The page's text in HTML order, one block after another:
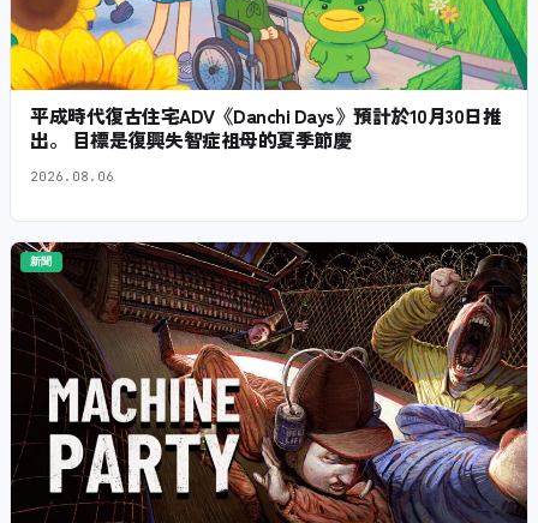
平成時代復古住宅ADV《Danchi Days》預計於10月30日推
出。 目標是復興失智症祖母的夏季節慶
2026.08.06
新聞